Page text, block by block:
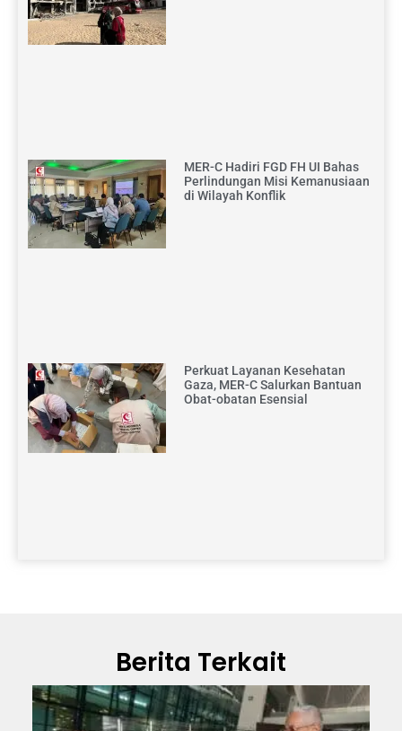
MER-C Hadiri FGD FH UI Bahas
Perlindungan Misi Kemanusiaan
di Wilayah Konflik
Perkuat Layanan Kesehatan
Gaza, MER-C Salurkan Bantuan
Obat-obatan Esensial
Berita Terkait